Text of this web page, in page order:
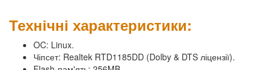
Технічні характеристики:
OC: Linux.
Чіпсет: Realtek RTD1185DD (Dolby & DTS ліцензії).